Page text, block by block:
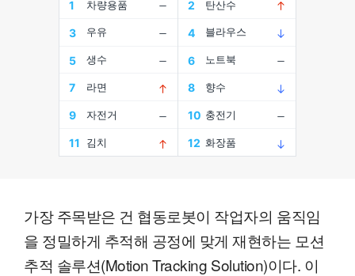
가장 주목받은 건 협동로봇이 작업자의 움직임
을 정밀하게 추적해 공정에 맞게 재현하는 모션
추적 솔루션(Motion Tracking Solution)이다. 이